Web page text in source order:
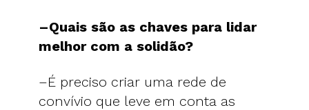
–Quais são as chaves para lidar
melhor com a solidão?
–É preciso criar uma rede de
convívio que leve em conta as